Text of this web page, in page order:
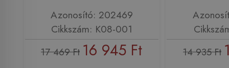
Azonosító: 202469
Cikkszám: K08-001
17 469 Ft 16 945 Ft 14 935 Ft